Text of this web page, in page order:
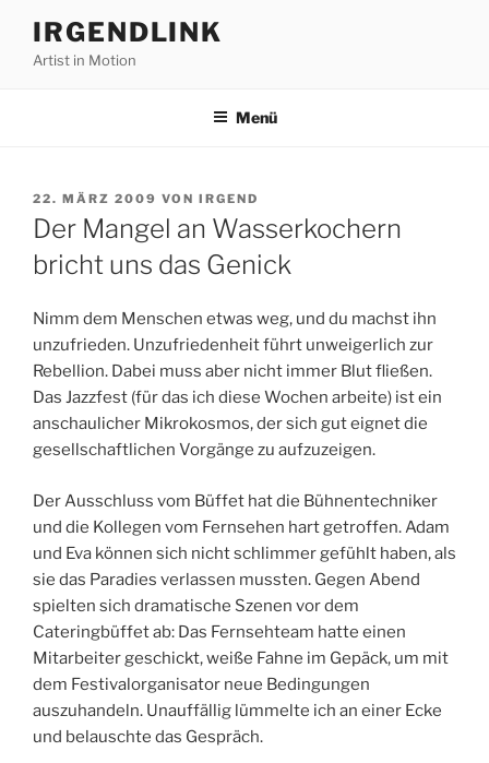
Inhalt
springen
IRGENDLINK
Artist in Motion
Menü
VERÖFFENTLICHT
AM
22. MÄRZ 2009 VON IRGEND
Der Mangel an Wasserkochern
bricht uns das Genick
Nimm dem Menschen etwas weg, und du machst ihn
unzufrieden. Unzufriedenheit führt unweigerlich zur
Rebellion. Dabei muss aber nicht immer Blut fließen.
Das Jazzfest (für das ich diese Wochen arbeite) ist ein
anschaulicher Mikrokosmos, der sich gut eignet die
gesellschaftlichen Vorgänge zu aufzuzeigen.
Der Ausschluss vom Büffet hat die Bühnentechniker
und die Kollegen vom Fernsehen hart getroffen. Adam
und Eva können sich nicht schlimmer gefühlt haben, als
sie das Paradies verlassen mussten. Gegen Abend
spielten sich dramatische Szenen vor dem
Cateringbüffet ab: Das Fernsehteam hatte einen
Mitarbeiter geschickt, weiße Fahne im Gepäck, um mit
dem Festivalorganisator neue Bedingungen
auszuhandeln. Unauffällig lümmelte ich an einer Ecke
und belauschte das Gespräch.